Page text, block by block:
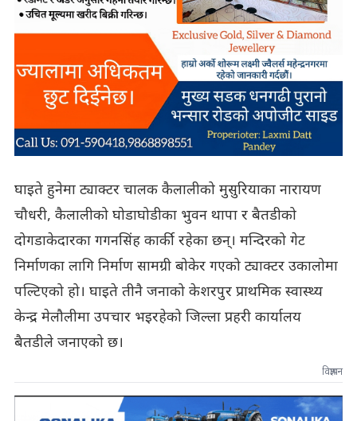
घाइते हुनेमा ट्याक्टर चालक कैलालीको मुसुरियाका नारायण
चौधरी, कैलालीको घोडाघोडीका भुवन थापा र बैतडीको
दोगडाकेदारका गगनसिंह कार्की रहेका छन्। मन्दिरको गेट
निर्माणका लागि निर्माण सामग्री बोकेर गएको ट्याक्टर उकालोमा
पल्टिएको हो। घाइते तीनै जनाको केशरपुर प्राथमिक स्वास्थ्य
केन्द्र मेलौलीमा उपचार भइरहेको जिल्ला प्रहरी कार्यालय
बैतडीले जनाएको छ।
विज्ञापन